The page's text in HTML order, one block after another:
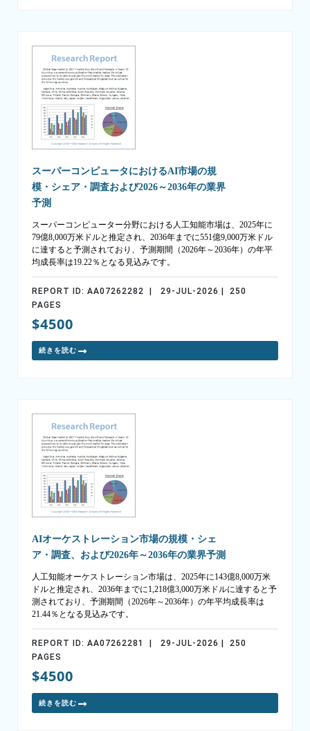
スーパーコンピュータにおけるAI市場の規
模・シェア・調査および2026～2036年の業界
予測
スーパーコンピューター分野における人工知能市場は、2025年に
79億8,000万米ドルと推定され、2036年までに551億9,000万米ドル
に達すると予測されており、予測期間（2026年～2036年）の年平
均成長率は19.22％となる見込みです。
REPORT ID: AA07262282 | 29-JUL-2026 | 250
PAGES
$4500
続きを読む
AIオーケストレーション市場の規模・シェ
ア・調査、および2026年～2036年の業界予測
人工知能オーケストレーション市場は、2025年に143億8,000万米
ドルと推定され、2036年までに1,218億3,000万米ドルに達すると予
測されており、予測期間（2026年～2036年）の年平均成長率は
21.44％となる見込みです。
REPORT ID: AA07262281 | 29-JUL-2026 | 250
PAGES
$4500
続きを読む